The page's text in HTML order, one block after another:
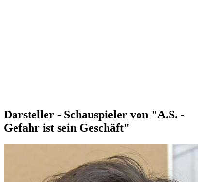
Darsteller - Schauspieler von "A.S. -
Gefahr ist sein Geschäft"